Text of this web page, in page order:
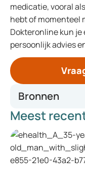
medicatie, vooral
hebt of momenteel
Dokteronline kun
persoonlijk advies
Bronnen
https://
https://www.news-
Histamine-Do.aspx
Meest